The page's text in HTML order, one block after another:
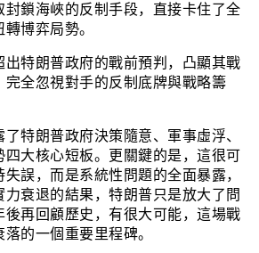
鎖海峽的反制手段，直接卡住了全
博弈局勢。
特朗普政府的戰前預判，凸顯其戰
全忽視對手的反制底牌與戰略籌
特朗普政府決策隨意、軍事虛浮、
四大核心短板。更關鍵的是，這很可
誤，而是系統性問題的全面暴露，
衰退的結果，特朗普只是放大了問
再回顧歷史，有很大可能，這場戰
的一個重要里程碑。